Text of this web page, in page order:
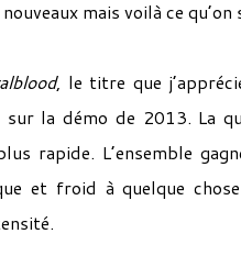
mais voilà ce qu’on
, le titre que
la démo de 2013. La
rapide. L’ensemble
et froid à quelque